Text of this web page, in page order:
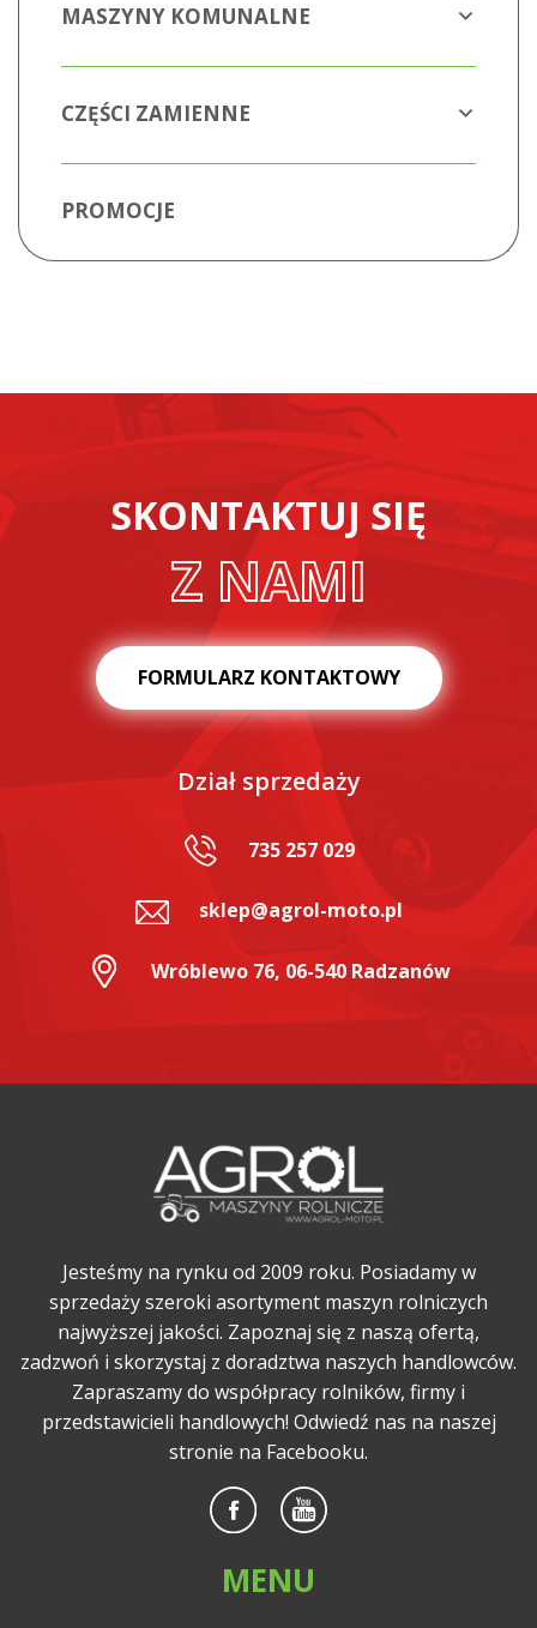
MASZYNY KOMUNALNE
CZĘŚCI ZAMIENNE
PROMOCJE
SKONTAKTUJ SIĘ
Z NAMI
FORMULARZ KONTAKTOWY
Dział sprzedaży
735 257 029
sklep@agrol-moto.pl
Wróblewo 76, 06-540 Radzanów
Jesteśmy na rynku od 2009 roku. Posiadamy w
sprzedaży szeroki asortyment maszyn rolniczych
najwyższej jakości. Zapoznaj się z naszą ofertą,
zadzwoń i skorzystaj z doradztwa naszych handlowców.
Zapraszamy do współpracy rolników, firmy i
przedstawicieli handlowych! Odwiedź nas na naszej
stronie na Facebooku.
MENU